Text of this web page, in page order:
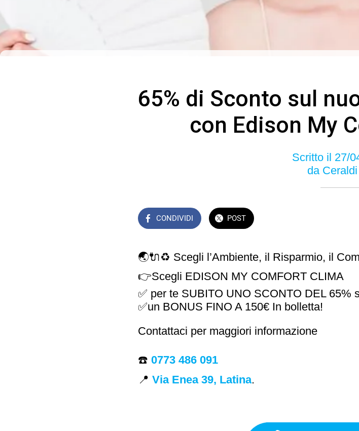
65% di Sconto sul
con Edison My
Scritto il 27/
da
CONDIVIDI POST
🌏🔌♻️ Scegli l’Ambiente, il Risparmio, il
👉Scegli EDISON MY COMFORT CLIMA
✅ per te SUBITO UNO SCONTO DEL 65%
✅un BONUS FINO A 150€ In bolletta!
Contattaci per maggiori informazione
☎️ 0773 486 091
📍 Via Enea 39, Latina.